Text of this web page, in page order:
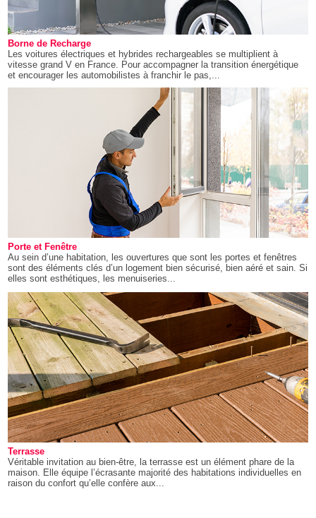
Borne de Recharge
Les voitures électriques et hybrides rechargeables se multiplient à
vitesse grand V en France. Pour accompagner la transition énergétique
et encourager les automobilistes à franchir le pas,...
Porte et Fenêtre
Au sein d’une habitation, les ouvertures que sont les portes et fenêtres
sont des éléments clés d’un logement bien sécurisé, bien aéré et sain. Si
elles sont esthétiques, les menuiseries...
Terrasse
Véritable invitation au bien-être, la terrasse est un élément phare de la
maison. Elle équipe l’écrasante majorité des habitations individuelles en
raison du confort qu’elle confère aux...